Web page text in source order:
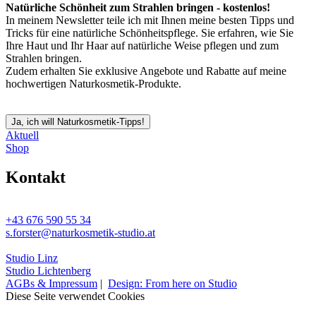
Natürliche Schönheit zum Strahlen bringen - kostenlos!
In meinem Newsletter teile ich mit Ihnen meine besten Tipps und
Tricks für eine natürliche Schönheitspflege. Sie erfahren, wie Sie
Ihre Haut und Ihr Haar auf natürliche Weise pflegen und zum
Strahlen bringen.
Zudem erhalten Sie exklusive Angebote und Rabatte auf meine
hochwertigen Naturkosmetik-Produkte.
Ja, ich will Naturkosmetik-Tipps!
Aktuell
Shop
Kontakt
+43 676 590 55 34
s.forster@naturkosmetik-studio.at
Studio Linz
Studio Lichtenberg
AGBs & Impressum | Design: From here on Studio
Diese Seite verwendet Cookies